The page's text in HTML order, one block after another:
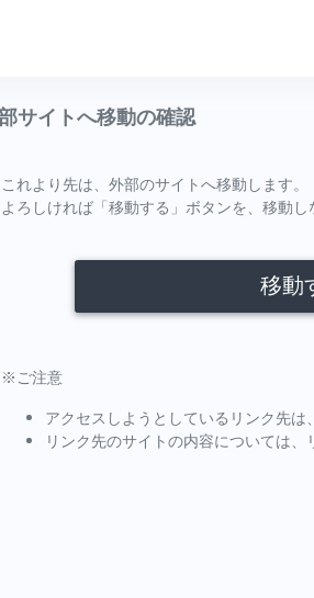
サイトへ移動の確認
これより先は、外部のサイトへ移動します。
よろしければ「移動する」ボタンを、移動
移動
※ご注意
アクセスしようとしているリンク先
リンク先のサイトの内容については